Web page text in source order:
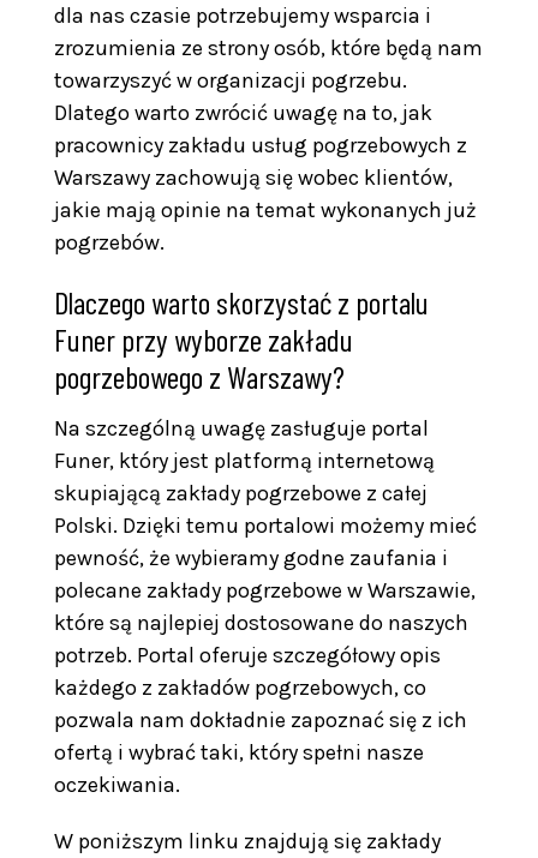
dla nas czasie potrzebujemy wsparcia i
zrozumienia ze strony osób, które będą nam
towarzyszyć w organizacji pogrzebu.
Dlatego warto zwrócić uwagę na to, jak
pracownicy zakładu usług pogrzebowych z
Warszawy zachowują się wobec klientów,
jakie mają opinie na temat wykonanych już
pogrzebów.
Dlaczego warto skorzystać z portalu
Funer przy wyborze zakładu
pogrzebowego z Warszawy?
Na szczególną uwagę zasługuje portal
Funer, który jest platformą internetową
skupiającą zakłady pogrzebowe z całej
Polski. Dzięki temu portalowi możemy mieć
pewność, że wybieramy godne zaufania i
polecane zakłady pogrzebowe w Warszawie,
które są najlepiej dostosowane do naszych
potrzeb. Portal oferuje szczegółowy opis
każdego z zakładów pogrzebowych, co
pozwala nam dokładnie zapoznać się z ich
ofertą i wybrać taki, który spełni nasze
oczekiwania.
W poniższym linku znajdują się zakłady